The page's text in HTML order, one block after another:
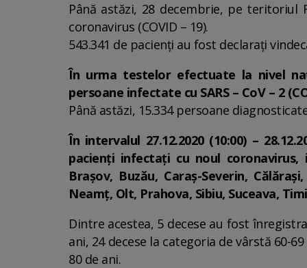
Până astăzi, 28 decembrie, pe teritoriul
coronavirus (COVID – 19).
543.341 de pacienți au fost declarați
În urma testelor efectuate la nivel
persoane infectate cu SARS – CoV – 2
Până astăzi, 15.334 persoane
În intervalul 27.12.2020 (10:00) –
pacienți infectați cu noul
Brașov, Buzău, Caraș-Severin,
Neamț, Olt, Prahova, Sibiu, Suceava,
Dintre acestea, 5 decese au fost
ani, 24 decese la categoria de vârstă 60-
80 de ani.